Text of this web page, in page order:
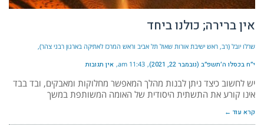
אין ברירה; כולנו ביחד
שרלו יובל (רב, ראש ישיבת אורות שאול תל אביב וראש המרכז לאתיקה בארגון רבני צהר)
י״ח בכסלו ה׳תשפ״ב (נובמבר 22, 2021) 11:43 am אין תגובות
יש לחשוב כיצד ניתן לבנות מהלך המאפשר מחלוקות ומאבקים, ובד בבד
אינו קורע את התשתית היסודית של האומה המשותפת במשך
קרא עוד ←